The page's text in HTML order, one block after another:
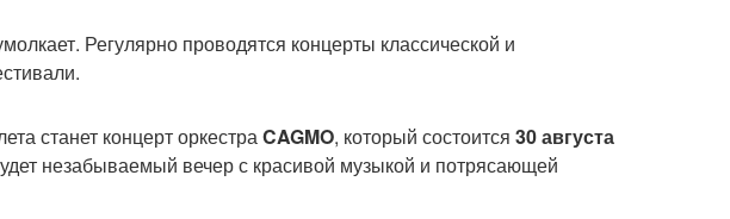
Регулярно проводятся концерты классической и
станет концерт оркестраCAGMO, который состоится 30 августа
незабываемый вечер с красивой музыкой и потрясающей